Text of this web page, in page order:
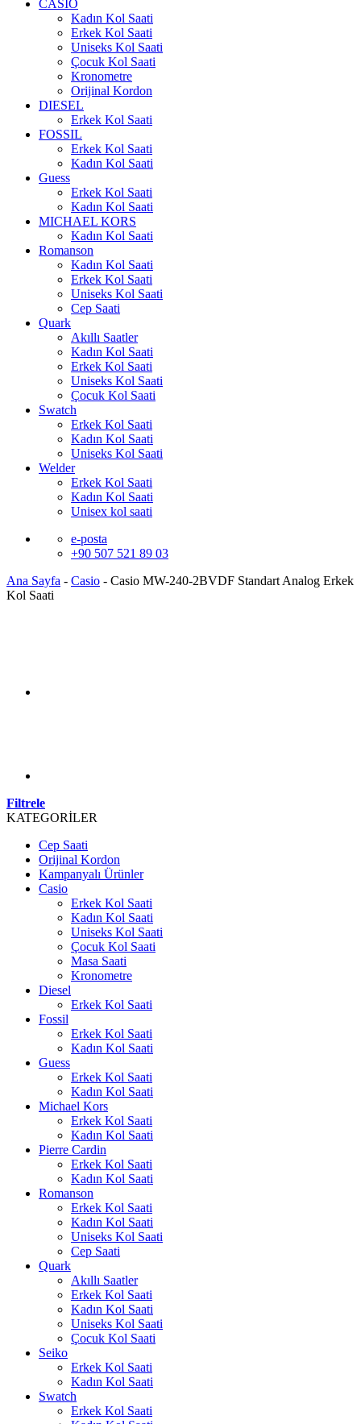
CASIO
Kadın Kol Saati
Erkek Kol Saati
Uniseks Kol Saati
Çocuk Kol Saati
Kronometre
Orijinal Kordon
DIESEL
Erkek Kol Saati
FOSSIL
Erkek Kol Saati
Kadın Kol Saati
Guess
Erkek Kol Saati
Kadın Kol Saati
MICHAEL KORS
Kadın Kol Saati
Romanson
Kadın Kol Saati
Erkek Kol Saati
Uniseks Kol Saati
Cep Saati
Quark
Akıllı Saatler
Kadın Kol Saati
Erkek Kol Saati
Uniseks Kol Saati
Çocuk Kol Saati
Swatch
Erkek Kol Saati
Kadın Kol Saati
Uniseks Kol Saati
Welder
Erkek Kol Saati
Kadın Kol Saati
Unisex kol saati
e-posta
+90 507 521 89 03
Ana Sayfa - Casio - Casio MW-240-2BVDF Standart Analog Erkek
Kol Saati
Filtrele
KATEGORİLER
Cep Saati
Orijinal Kordon
Kampanyalı Ürünler
Casio
Erkek Kol Saati
Kadın Kol Saati
Uniseks Kol Saati
Çocuk Kol Saati
Masa Saati
Kronometre
Diesel
Erkek Kol Saati
Fossil
Erkek Kol Saati
Kadın Kol Saati
Guess
Erkek Kol Saati
Kadın Kol Saati
Michael Kors
Erkek Kol Saati
Kadın Kol Saati
Pierre Cardin
Erkek Kol Saati
Kadın Kol Saati
Romanson
Erkek Kol Saati
Kadın Kol Saati
Uniseks Kol Saati
Cep Saati
Quark
Akıllı Saatler
Erkek Kol Saati
Kadın Kol Saati
Uniseks Kol Saati
Çocuk Kol Saati
Seiko
Erkek Kol Saati
Kadın Kol Saati
Swatch
Erkek Kol Saati